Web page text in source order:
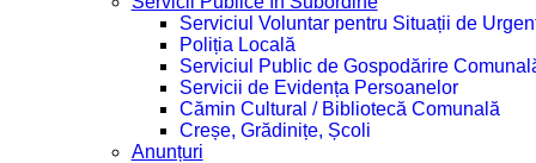
Serviciul Voluntar pentru Situații de
Poliția Locală
Serviciul Public de Gospodărire
Servicii de Evidența Persoanelor
Cămin Cultural / Bibliotecă Comunală
Creșe, Grădinițe, Școli
Anunțuri